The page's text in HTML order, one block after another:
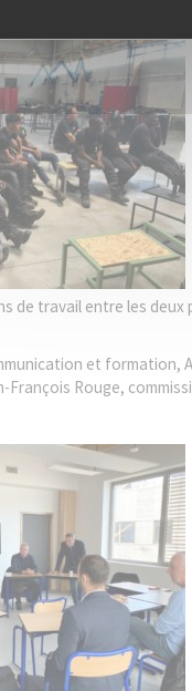
de travail entre les
et
François Rouge,